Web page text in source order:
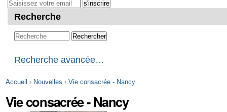
Aller
navigation
Recherche
Recherche avancée…
Accueil › Nouvelles › Vie consacrée - Nancy
Vie consacrée - Nancy